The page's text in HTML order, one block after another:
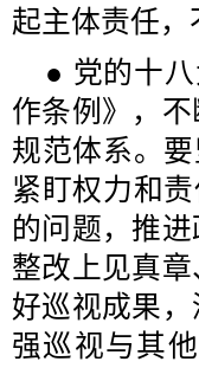
起主体责任
● 党的十
作条例》，
规范体系。
紧盯权力和
的问题，推
整改上见真
好巡视成果
强巡视与其